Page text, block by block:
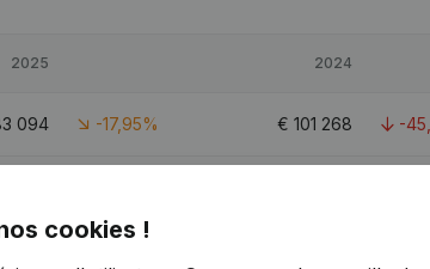
2025 2024
094 -17,95% € 101 268 -
cookies !